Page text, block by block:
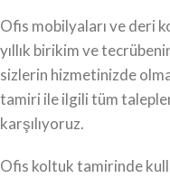
Ofis mobilyaları ve deri
yıllık birikim ve
sizlerin hizmetinizde
tamiri ile ilgili tüm
karşılıyoruz.
Ofis koltuk tamirinde